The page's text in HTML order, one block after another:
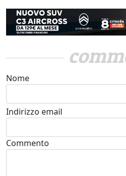
Nome
Indirizzo email
Commento